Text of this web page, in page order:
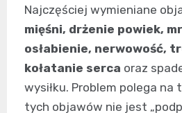
Najczęściej wymieniane
mięśni, drżenie powiek,
osłabienie, nerwowość,
kołatanie serca oraz
wysiłku. Problem polega na
tych objawów nie jest